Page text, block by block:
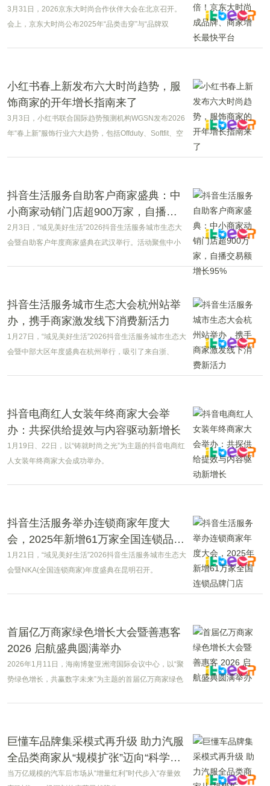
3月31日，2026京东大时尚合作伙伴大会在北京召开。
会上，京东大时尚公布2025年“品类击穿”与“品牌双
妆品类消费者首选京东的心智大幅提升，京东大时尚已
经成为时尚品牌增长最快的平台。
小红书春上新发布六大时尚趋势，服
饰商家的开年增长指南来了
3月3日，小红书联合国际趋势预测机构WGSN发布2026
年“春上新”服饰行业六大趋势，包括Offduty、Softfit、空
抖音生活服务自助客户商家盛典：中
小商家动销门店超900万家，自播交
易额增长95%
2月3日，“域见美好生活”2026抖音生活服务城市生态大
会暨自助客户年度商家盛典在武汉举行。活动聚焦中小
抖音生活服务城市生态大会杭州站举
办，携手商家激发线下消费新活力
1月27日，“域见美好生活”2026抖音生活服务城市生态大
会暨中部大区年度盛典在杭州举行，吸引了来自浙、
抖音电商红人女装年终商家大会举
办：共探供给提效与内容驱动新增长
1月19日、22日，以“铸就时尚之光”为主题的抖音电商红
人女装年终商家大会成功举办。
抖音生活服务举办连锁商家年度大
会，2025年新增61万家全国连锁品牌
门店
1月21日，“域见美好生活”2026抖音生活服务城市生态大
会暨NKA(全国连锁商家)年度盛典在昆明召开。
首届亿万商家绿色增长大会暨善惠客
2026 启航盛典圆满举办
2026年1月11日，海南博鳌亚洲湾国际会议中心，以“聚
势绿色增长，共赢数字未来”为主题的首届亿万商家绿色
巨懂车品牌集采模式再升级 助力汽服
全品类商家从“规模扩张”迈向“科学经
营”
当万亿规模的汽车后市场从“增量红利”时代步入“存量效